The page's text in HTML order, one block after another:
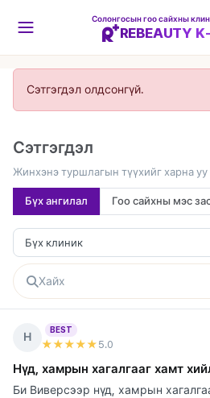
REBEAUTY
Сэтгэгдэл олдсонгүй.
Сэтгэгдэл
Жинхэнэ туршлагын түүхийг харна уу
Бүх ангилал Гоо сайхны мэс
Н
BEST
★★★★★ 5.0
Нүд, хамрын хагалгааг хамт
Би Виверсээр нүд, хамрын